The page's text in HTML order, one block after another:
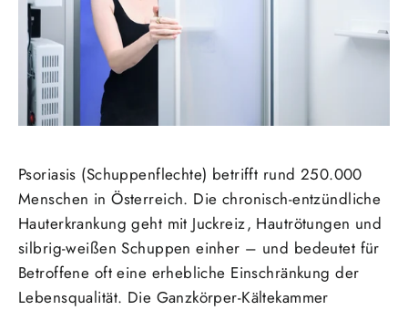
Psoriasis (Schuppenflechte) betrifft rund 250.000
Menschen in Österreich. Die chronisch-entzündliche
Hauterkrankung geht mit Juckreiz, Hautrötungen und
silbrig-weißen Schuppen einher – und bedeutet für
Betroffene oft eine erhebliche Einschränkung der
Lebensqualität. Die Ganzkörper-Kältekammer